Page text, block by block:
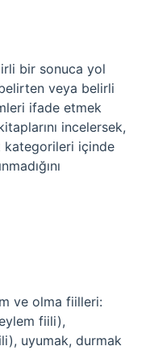
bir sonuca yol
veya belirli
ifade etmek
incelersek,
kategorileri içinde
ve olma fiilleri:
fiili),
uyumak, durmak